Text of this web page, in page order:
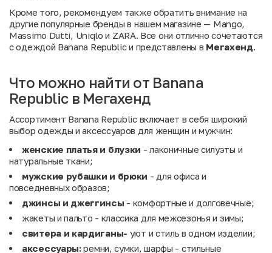
Кроме того, рекомендуем также обратить внимание на
другие популярные бренды в нашем магазине — Mango,
Massimo Dutti, Uniqlo и ZARA. Все они отлично сочетаются
с одеждой Banana Republic и представлены в Мегахенд.
Что можно найти от Banana
Republic в Мегахенд
Ассортимент Banana Republic включает в себя широкий
выбор одежды и аксессуаров для женщин и мужчин:
женские платья и блузки - лаконичные силуэты и
натуральные ткани;
мужские рубашки и брюки - для офиса и
повседневных образов;
джинсы и джеггинсы - комфортные и долговечные;
жакеты и пальто - классика для межсезонья и зимы;
свитера и кардиганы- уют и стиль в одном изделии;
аксессуары:ремни, сумки, шарфы - стильные